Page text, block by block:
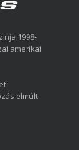
1998-
amerikai
elmúlt